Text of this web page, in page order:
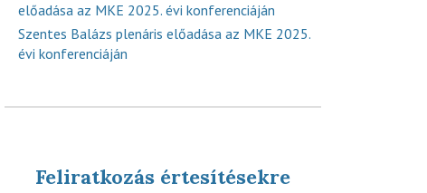
előadása az MKE 2025. évi konferenciáján
Szentes Balázs plenáris előadása az MKE 2025.
évi konferenciáján
Feliratkozás értesítésekre